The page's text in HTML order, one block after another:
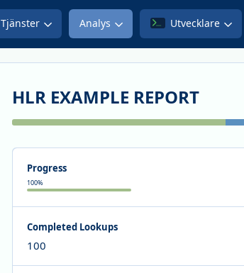
Tjänster Analys Utvecklare
HLR EXAMPLE REPORT
Progress
100%
Completed Lookups
100